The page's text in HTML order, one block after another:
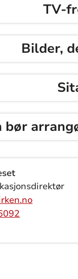
TV-
Bilder,
bør